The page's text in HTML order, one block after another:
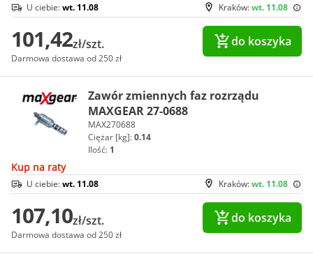
Kraków:wt. 11.08
U ciebie:wt. 11.08
101,42zł/szt.
Darmowa dostawa od 250 zł
do koszyka
Zawór zmiennych faz rozrządu
MAXGEAR 27-0688
MAX270688
Ciężar [kg]:0.14
Ilość: 1
Kup na raty
Kraków:wt. 11.08
U ciebie:wt. 11.08
107,10zł/szt.
Darmowa dostawa od 250 zł
do koszyka